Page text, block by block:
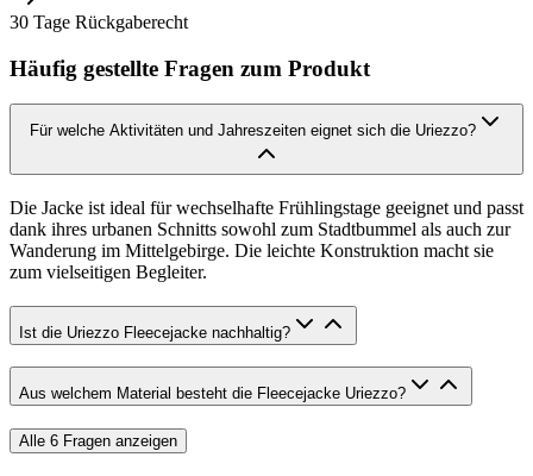
30 Tage Rückgaberecht
Häufig gestellte Fragen zum Produkt
Für welche Aktivitäten und Jahreszeiten eignet sich die Uriezzo?
Die Jacke ist ideal für wechselhafte Frühlingstage geeignet und passt
dank ihres urbanen Schnitts sowohl zum Stadtbummel als auch zur
Wanderung im Mittelgebirge. Die leichte Konstruktion macht sie
zum vielseitigen Begleiter.
Ist die Uriezzo Fleecejacke nachhaltig?
Aus welchem Material besteht die Fleecejacke Uriezzo?
Alle 6 Fragen anzeigen